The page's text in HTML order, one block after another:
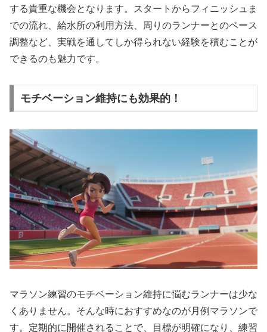
する貴重な機会となります。スタートからフィニッシュま
での流れ、給水所の利用方法、周りのランナーとのペース
調整など、 実戦を通してしか得られない経験を積むことが
できるのも魅力です。
モチベーション維持にも効果的！
マラソン練習のモチベーション維持に悩むランナーは少な
くありません。そんな時におすすめなのが月例マラソンで
す。定期的に開催されることで、目標が明確になり、 練習